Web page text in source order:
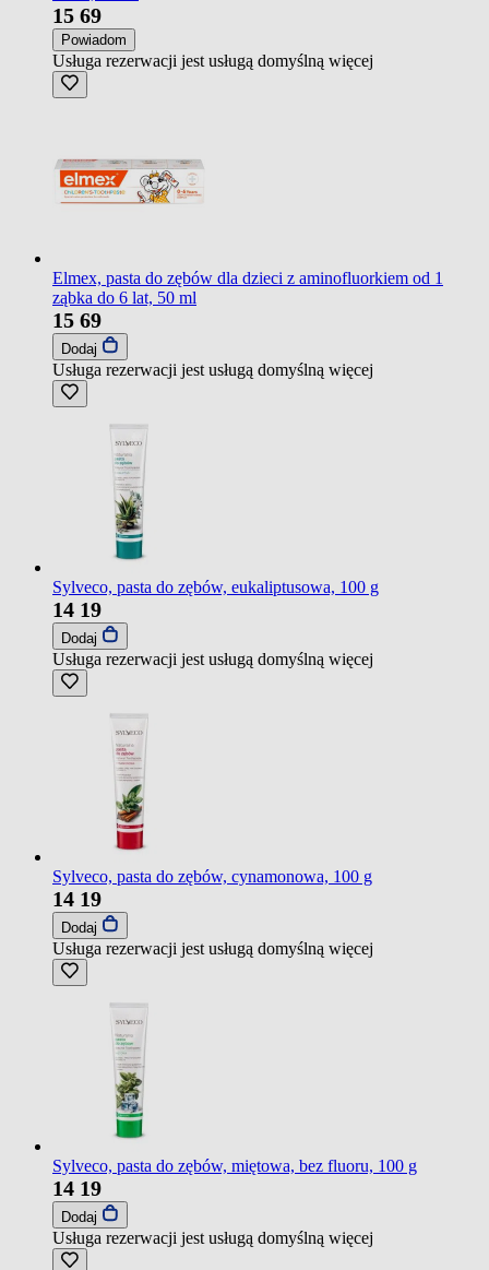
15 69
Powiadom
Usługa rezerwacji jest usługą domyślną więcej
Elmex, pasta do zębów dla dzieci z aminofluorkiem od 1
ząbka do 6 lat, 50 ml
15 69
Dodaj
Usługa rezerwacji jest usługą domyślną więcej
Sylveco, pasta do zębów, eukaliptusowa, 100 g
14 19
Dodaj
Usługa rezerwacji jest usługą domyślną więcej
Sylveco, pasta do zębów, cynamonowa, 100 g
14 19
Dodaj
Usługa rezerwacji jest usługą domyślną więcej
Sylveco, pasta do zębów, miętowa, bez fluoru, 100 g
14 19
Dodaj
Usługa rezerwacji jest usługą domyślną więcej